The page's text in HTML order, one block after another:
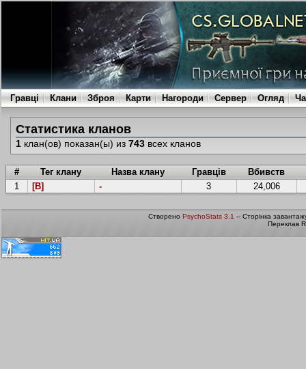
Гравці Клани Зброя Карти Нагороди Сервер Огляд
Статистика кланов
1клан(ов) показан(ы) из 743всех кланов
# Тег клану Назва клану Гравців
Вбивств
1
[B] - 3 24,006
Створено PsychoStats 3.1 -- Сторінка
Переклав